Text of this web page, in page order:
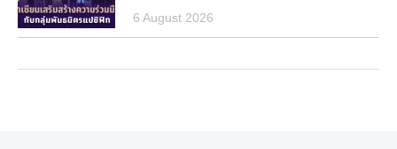
6 August 2026